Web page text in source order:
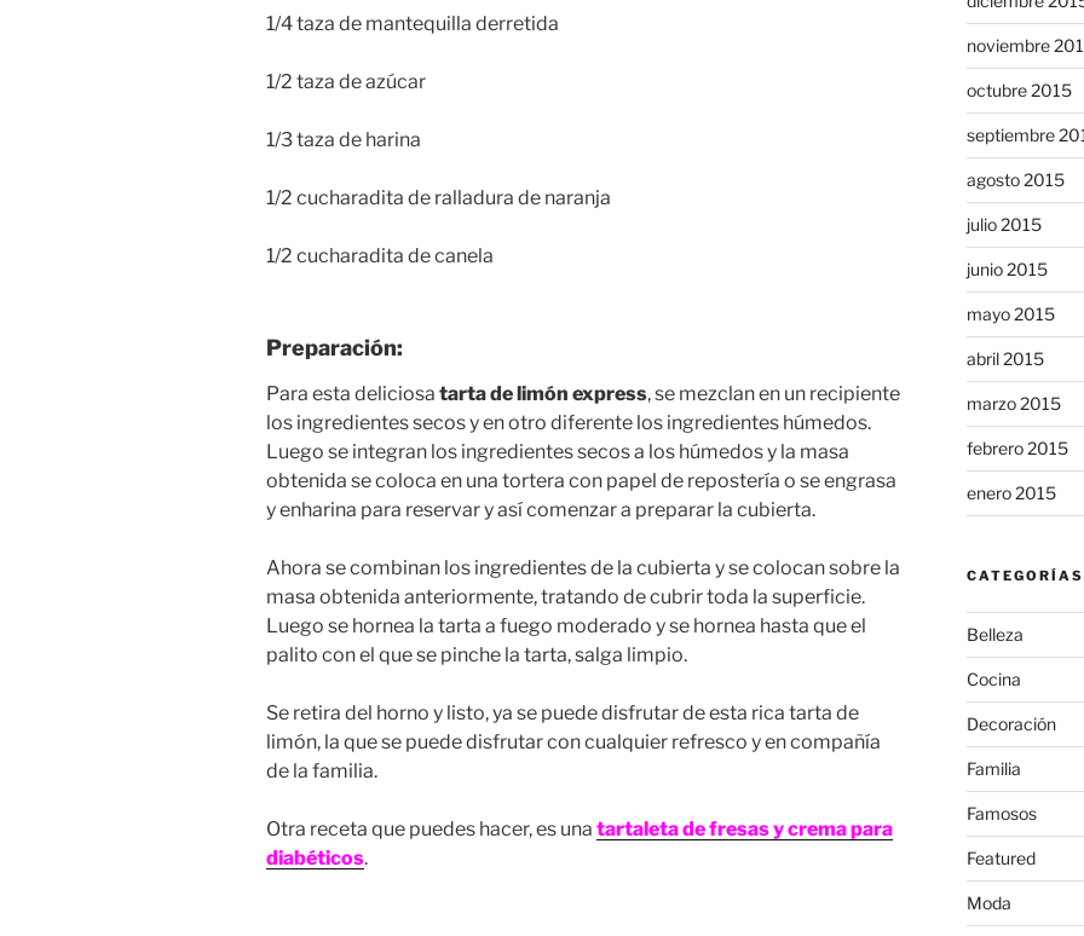
1/4 taza de mantequilla derretida
1/2 taza de azúcar
1/3 taza de harina
1/2 cucharadita de ralladura de naranja
1/2 cucharadita de canela
Preparación:
Para esta deliciosa tarta de limón express, se mezclan en un recipiente
los ingredientes secos y en otro diferente los ingredientes húmedos.
Luego se integran los ingredientes secos a los húmedos y la masa
obtenida se coloca en una tortera con papel de repostería o se engrasa
y enharina para reservar y así comenzar a preparar la cubierta.
Ahora se combinan los ingredientes de la cubierta y se colocan sobre la
masa obtenida anteriormente, tratando de cubrir toda la superficie.
Luego se hornea la tarta a fuego moderado y se hornea hasta que el
palito con el que se pinche la tarta, salga limpio.
Se retira del horno y listo, ya se puede disfrutar de esta rica tarta de
limón, la que se puede disfrutar con cualquier refresco y en compañía
de la familia.
Otra receta que puedes hacer, es una tartaleta de fresasy crema para
diabéticos.
noviembre
octubre 2015
septiembre
agosto 2015
julio 2015
junio 2015
mayo 2015
abril 2015
marzo 2015
febrero 2015
enero 2015
CATEGORÍAS
Belleza
Cocina
Decoración
Familia
Famosos
Featured
Moda